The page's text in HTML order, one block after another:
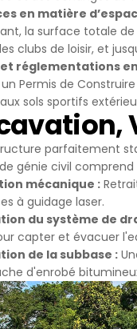
en matière
la surface totale
clubs de loisir, et
réglementations
Permis de
sols sportifs
parfaitement
génie civil comprend
mécanique :
à guidage laser.
du système de
capter et évacuer
de la subbase :
d'enrobé
iletilecek
Ziyaret
Bu tür
Örneğin,
üzerinde
İnternet
ziyaretçilerin
işleyiş
Ziyaretçi
mesajı
Ziyaretçinin
tür çerezlerin
3.6.
Ziyaretçilere